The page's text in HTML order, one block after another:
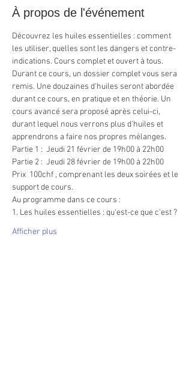
À propos de l'événement
Découvrez les huiles essentielles : comment
les utiliser, quelles sont les dangers et contre-
indications. Cours complet et ouvert à tous.
Durant ce cours, un dossier complet vous sera
remis. Une douzaines d'huiles seront abordée
durant ce cours, en pratique et en théorie. Un
cours avancé sera proposé après celui-ci,
durant lequel nous verrons plus d'huiles et
apprendrons a faire nos propres mélanges.
Partie 1 :  Jeudi 21 février de 19h00 à 22h00
Partie 2 :  Jeudi 28 février de 19h00 à 22h00
Prix  100chf , comprenant les deux soirées et le
support de cours.
Au programme dans ce cours :
1. Les huiles essentielles : qu'est-ce que c'est ?
Afficher plus